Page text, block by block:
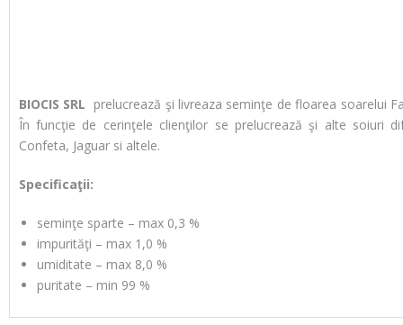
BIOCIS SRL prelucrează şi livreaza seminţe de floarea soarelui
În funcţie de cerinţele clienţilor se prelucrează şi alte soiuri
Confeta, Jaguar si altele.
Specificaţii:
seminţe sparte – max 0,3 %
impurităţi – max 1,0 %
umiditate – max 8,0 %
puritate – min 99 %